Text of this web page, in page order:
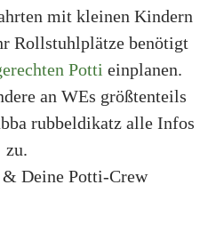
mit kleinen Kindern
Rollstuhlplätze benötigt
Potti einplanen.
an WEs größtenteils
rubbeldikatz alle Infos
zu.
Deine Potti-Crew